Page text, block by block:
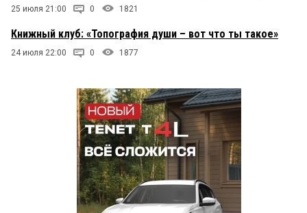
25 июля 21:00 0 1821
Книжный клуб: «Топография души – вот что ты такое»
24 июля 22:00 0 1877